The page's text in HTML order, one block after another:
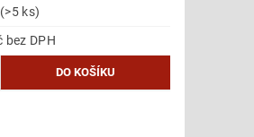
(>5 ks)
380,17 Kč bez DPH